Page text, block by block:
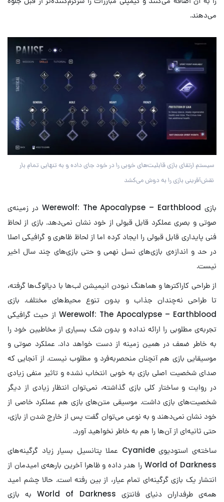
می‌دهند.
سیستم ارتقای بازی قابلیت‌های خوبی را در خود جای داده و به تنهایی تمام بار
نقش‌آفرینی بازی را به دوش می‌کشد
بازی Werewolf: The Apocalypse – Earthblood در زمینه‌ی
صوتی و بصری عملکرد قابل قبولی از خود نشان نمی‌دهد. بازی از لحاظ
فنی پایداری قابل قبولی را ایجاد کرده اما از لحاظ ظاهری و گرافیکی اصلا
در حد و اندازه‌ی بازی‌های نسل نهمی و حتی بازی‌های چند سال اخیر
نیست.
از طراحی کاراکترها و هماهنگ نبودن انیمیشن لب‌ها با دیالوگ‌ها گرفته،
تا طراحی نه‌چندان جذاب و بدون تنوع محیط‌های مختلف. بازی
Werewolf: The Apocalypse – Earthblood از حیث گرافیکی
تجربه‌ی مطلوبی را ارائه نداده و بدون شک بسیاری از مخاطبین خود را
به خاطر ضعف در همین زمینه از دست خواهد داد. عملکرد صوتی و
موسیقایی بازی هم آنچنان منحصربه‌فرد و مطلوب نیست. از آنجایی که
صدای شخصیت اصلی بازی به خوبی انتخاب نشده و تاثیر منفی زیادی
در روایت و ساختار کلی بازی گذاشته، نمی‌توان انتظار زیادی از دیگر
شخصیت‌های بازی داشت. موسیقی متن‌های بازی هم عملکرد خاصی از
خود نشان نمی‌دهند و به نوعی می‌توان گفت پس از خارج شدن از بازی،
حتی ثانیه‌ای از آن‌ها را هم به خاطر نخواهید آورد.
ساخته‌ی استودیوی Cyanide عملا پتانسیل بسیار زیاد گرگینه‌های
World of Darkness را هدر داده و ظاهرا آخرین بارهه‌ی امیدمان از
انتشار یک بازی گرگینه‌ای تمام عیار، از بین رفته است. حالا چشم امید
همه‌ی طرفداران دنیای فانتزی World of Darkness به بازی